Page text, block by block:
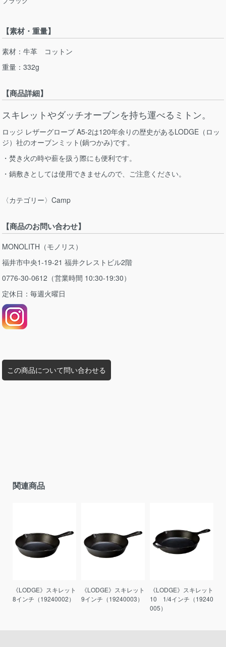
【素材・重量】
素材：牛革 コットン
重量：332g
【商品詳細】
スキレットやダッチオーブンを持ち運べるミトン。
ロッジ レザーグローブ A5-2は120年余りの歴史があるLODGE（ロッ
ジ）社のオーブンミット(鍋つかみ)です。
・焚き火の時や薪を扱う際にも便利です。
・鍋敷きとしては使用できませんので、ご注意ください。
〈カテゴリー〉Camp
【商品のお問い合わせ】
MONOLITH（モノリス）
福井市中央1-19-21 福井クレストビル2階
0776-30-0612（営業時間 10:30-19:30）
定休日：毎週火曜日
この商品について問い合わせる
関連商品
《LODGE》スキレット
8インチ（19240002）
《LODGE》スキレット
9インチ（19240003）
《LODGE》スキレット
10 1/4インチ（19240
005）